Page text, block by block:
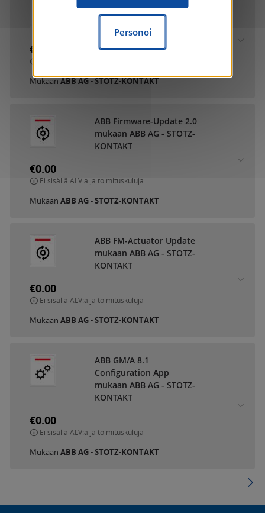
mukaan ABB AG - STOTZ-
€0.00
MukaanABB AG - STOTZ-KONTAKT
ABB Firmware-Update 2.0
mukaan ABB AG - STOTZ-
KONTAKT
€0.00
Ei sisällä ALV:a ja toimituskuluja
Mukaan ABB AG - STOTZ-KONTAKT
ABB FM-Actuator Update
mukaan ABB AG - STOTZ-
KONTAKT
€0.00
Ei sisällä ALV:a ja toimituskuluja
Mukaan ABB AG - STOTZ-KONTAKT
ABB GM/A 8.1
Configuration App
mukaan ABB AG - STOTZ-
KONTAKT
€0.00
Ei sisällä ALV:a ja toimituskuluja
Mukaan ABB AG - STOTZ-KONTAKT
Personoi